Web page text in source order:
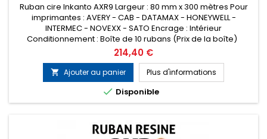
Ruban cire Inkanto AXR9 Largeur : 80 mm x 300 mètres Pour
imprimantes : AVERY - CAB - DATAMAX - HONEYWELL -
INTERMEC - NOVEXX - SATO Encrage : Intérieur
Conditionnement : Boîte de 10 rubans (Prix de la boîte)
Remplace la référence ARMOR T51673
Prix
214,40 €
 Ajouter au panier Plus d'informations
 Disponible